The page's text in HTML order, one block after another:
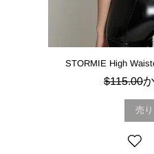
STORMIE High
$115.00
売